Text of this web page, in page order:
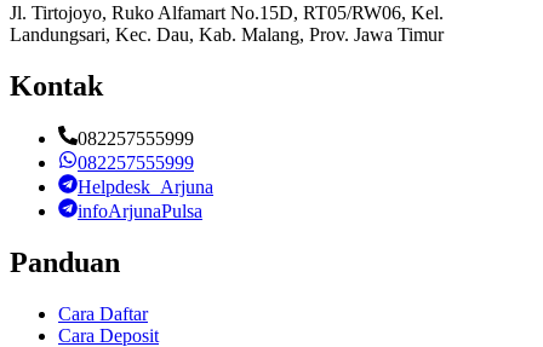
Jl. Tirtojoyo, Ruko Alfamart No.15D, RT05/RW06, Kel.
Landungsari, Kec. Dau, Kab. Malang, Prov. Jawa Timur
Kontak
082257555999
082257555999
Helpdesk_Arjuna
infoArjunaPulsa
Panduan
Cara Daftar
Cara Deposit